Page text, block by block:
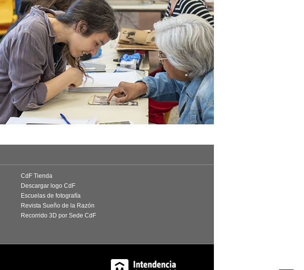
CdF Tienda
Descargar logo CdF
Escuelas de fotografía
Revista Sueño de la Razón
Recorrido 3D por Sede CdF